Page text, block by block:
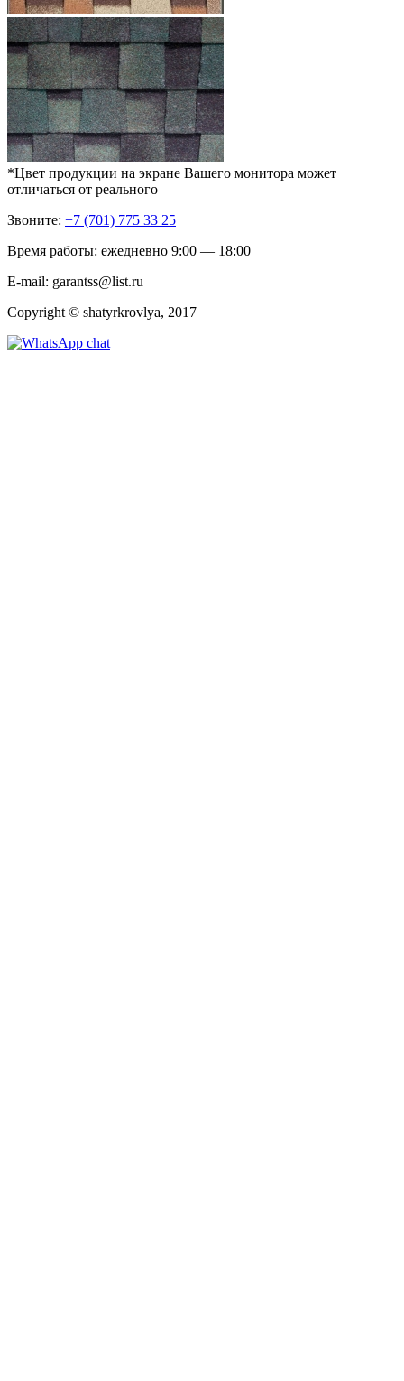
*Цвет продукции на экране Вашего монитора может
отличаться от реального
Звоните: +7 (701) 775 33 25
Время работы: ежедневно 9:00 — 18:00
E-mail: garantss@list.ru
Copyright © shatyrkrovlya, 2017